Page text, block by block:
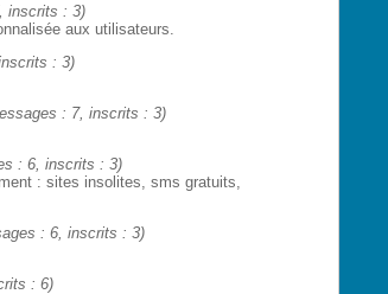
inscrits : 3)
aux utilisateurs.
: 3)
: 7, inscrits : 3)
: 6, inscrits : 3)
: sites insolites, sms gratuits,
: 6, inscrits : 3)
: 6)